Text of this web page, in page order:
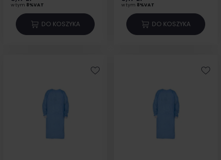
w tym 8%VAT
DO KOSZYKA
w tym 8%VAT
DO KOSZYKA